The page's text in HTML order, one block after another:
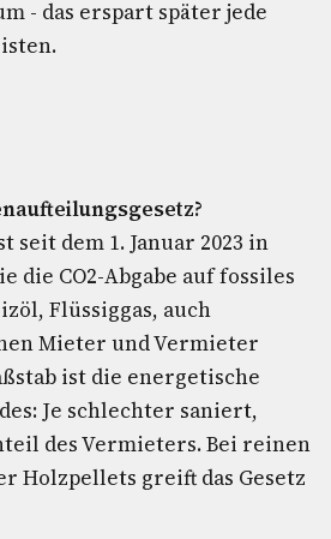
- das erspart später jede
seit dem 1. Januar 2023 in
die CO2-Abgabe auf fossiles
Flüssiggas, auch
Mieter und Vermieter
ist die energetische
Je schlechter saniert,
des Vermieters. Bei reinen
Holzpellets greift das Gesetz